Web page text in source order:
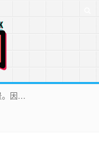
愿大家都能在TK实现自己的愿景。因为站长平时很忙，后台联系投稿无法全部回复，十分抱歉